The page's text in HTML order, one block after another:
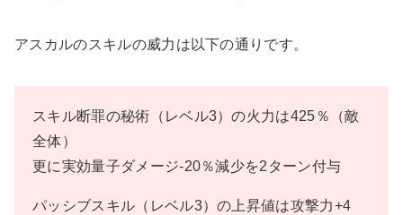
アスカルのスキルの威力は以下の通りです。
スキル断罪の秘術（レベル3）の火力は425％（敵
全体）
更に実効量子ダメージ-20％減少を2ターン付与
パッシブスキル（レベル3）の上昇値は攻撃力+4